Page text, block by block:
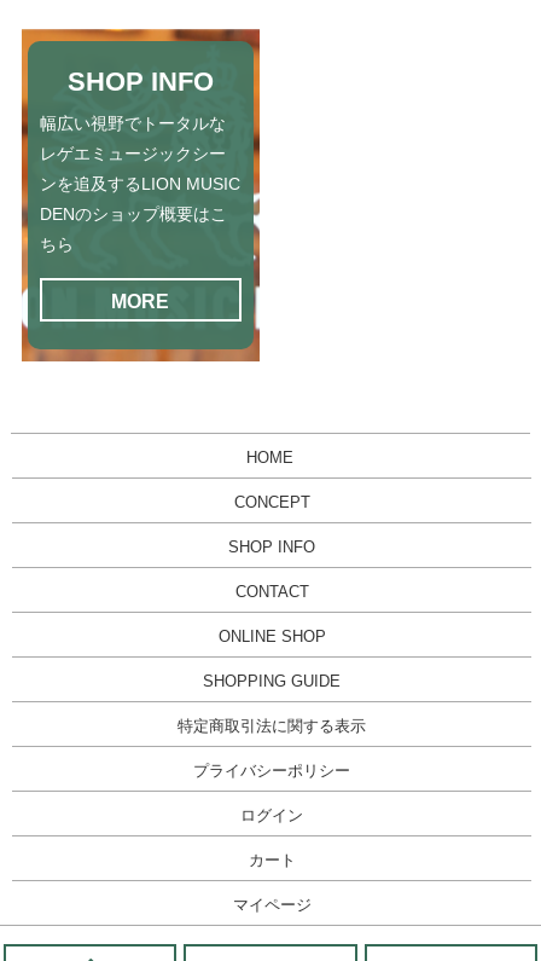
SHOP INFO
幅広い視野でトータルな
レゲエミュージックシー
ンを追及するLION MUSIC
DENのショップ概要はこ
ちら
MORE
HOME
CONCEPT
SHOP INFO
CONTACT
ONLINE SHOP
SHOPPING GUIDE
特定商取引法に関する表示
プライバシーポリシー
ログイン
カート
マイページ